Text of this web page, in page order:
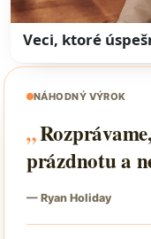
Veci, ktoré